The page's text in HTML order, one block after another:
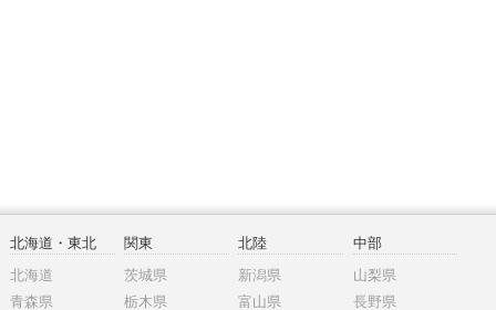
北海道・東北
北海道
青森県
関東
茨城県
栃木県
北陸
新潟県
富山県
中部
山梨県
長野県